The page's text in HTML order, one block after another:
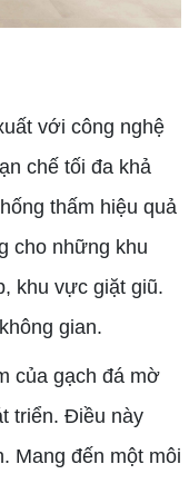
với công nghệ
chế tối đa khả
thấm hiệu quả
cho những khu
khu vực giặt giũ.
gian.
của gạch đá mờ
triển. Điều này
Mang đến một môi